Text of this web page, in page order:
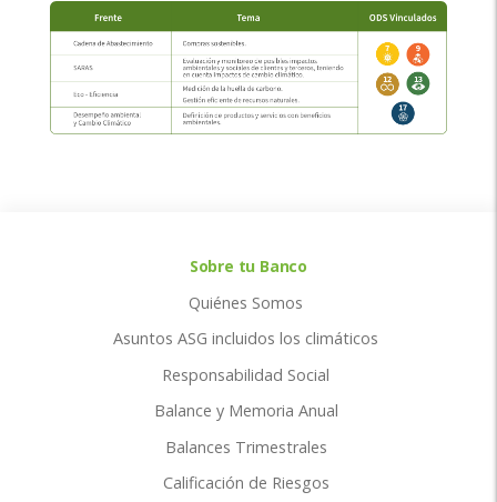
Sobre tu Banco
Quiénes Somos
Asuntos ASG incluidos los climáticos
Responsabilidad Social
Balance y Memoria Anual
Balances Trimestrales
Calificación de Riesgos